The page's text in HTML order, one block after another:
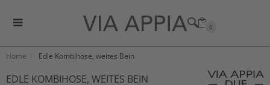
0
Home Edle Kombihose, weites Bein
EDLE KOMBIHOSE, WEITES BEIN